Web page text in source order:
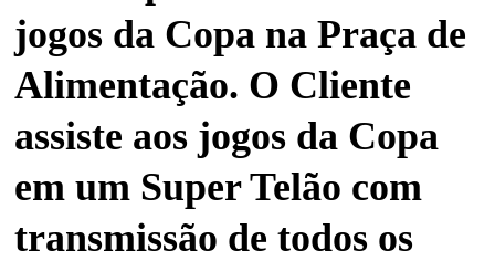
jogos da Copa na Praça de
Alimentação. O Cliente
assiste aos jogos da Copa
em um Super Telão com
transmissão de todos os